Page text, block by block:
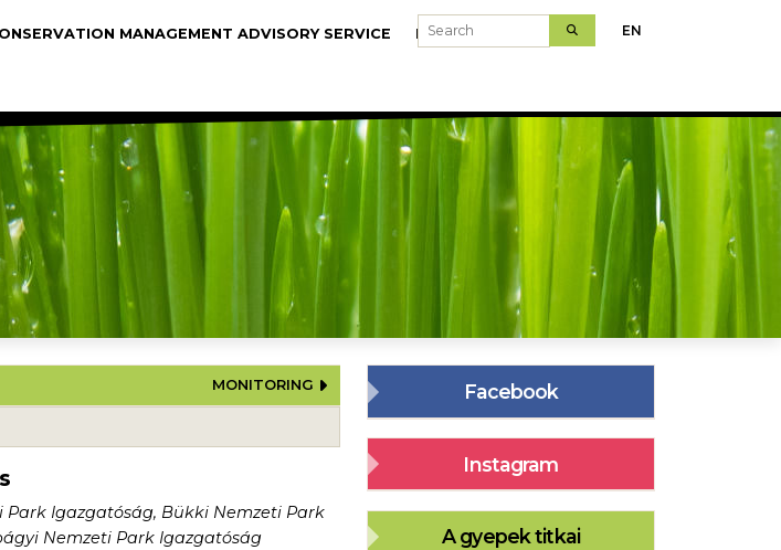
MANAGEMENT ADVISORY SERVICE MODELFARMS
Search EN
MONITORING
Igazgatóság, Bükki Nemzeti Park
Nemzeti Park Igazgatóság
Facebook
Instagram
A gyepek titkai